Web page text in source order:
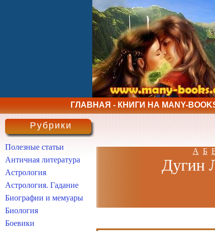
ГЛАВНАЯ - КНИГИ НА MANY-
А Б
Дугин
Рубрики
Полезные статьи
Античная литература
Астрология
Астрология. Гадание
Биографии и мемуары
Биология
Боевики